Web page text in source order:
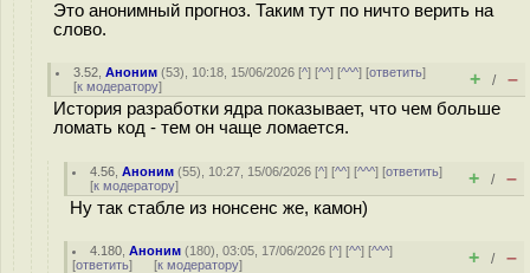
Это анонимный прогноз. Таким тут по ничто верить на
слово.
3.52 ,Аноним (53), 10:18, 15/06/2026 [^] [^^] [^^^] [ответить]
[к модератору] + / –
История разработки ядра показывает, что чем больше
лoмать код - тем он чаще лoмaeтся.
4.56 ,Аноним (55), 10:27, 15/06/2026 [^] [^^] [^^^] [ответить]
[к модератору] + / –
Ну так стабле из нонсенс же, камон)
4.180 ,Аноним (180), 03:05, 17/06/2026 [^] [^^] [^^^]
[ответить] [к модератору] + / –